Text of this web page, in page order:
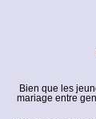
Bien que les
mariage entre